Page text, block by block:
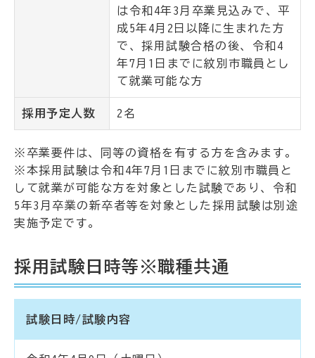
は令和4年3月卒業見込みで、平
成5年4月2日以降に生まれた方
で、採用試験合格の後、令和4
年7月1日までに紋別市職員とし
て就業可能な方
採用予定人数 2名
※卒業要件は、同等の資格を有する方を含みます。
※本採用試験は令和4年7月1日までに紋別市職員と
して就業が可能な方を対象とした試験であり、令和
5年3月卒業の新卒者等を対象とした採用試験は別途
実施予定です。
採用試験日時等※職種共通
試験日時/試験内容